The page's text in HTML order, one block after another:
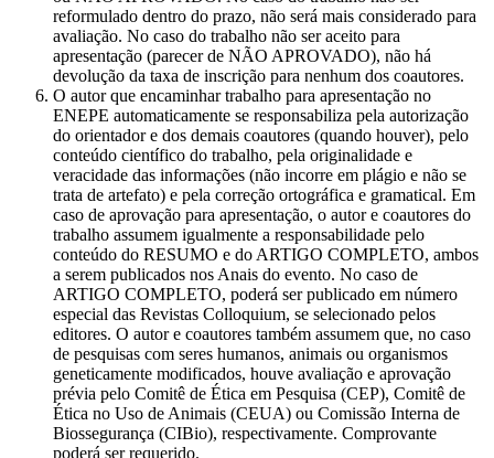
reformulado dentro do prazo, não será mais considerado para
avaliação. No caso do trabalho não ser aceito para
apresentação (parecer de NÃO APROVADO), não há
devolução da taxa de inscrição para nenhum dos coautores.
O autor que encaminhar trabalho para apresentação no
ENEPE automaticamente se responsabiliza pela autorização
do orientador e dos demais coautores (quando houver), pelo
conteúdo científico do trabalho, pela originalidade e
veracidade das informações (não incorre em plágio e não se
trata de artefato) e pela correção ortográfica e gramatical. Em
caso de aprovação para apresentação, o autor e coautores do
trabalho assumem igualmente a responsabilidade pelo
conteúdo do RESUMO e do ARTIGO COMPLETO, ambos
a serem publicados nos Anais do evento. No caso de
ARTIGO COMPLETO, poderá ser publicado em número
especial das Revistas Colloquium, se selecionado pelos
editores. O autor e coautores também assumem que, no caso
de pesquisas com seres humanos, animais ou organismos
geneticamente modificados, houve avaliação e aprovação
prévia pelo Comitê de Ética em Pesquisa (CEP), Comitê de
Ética no Uso de Animais (CEUA) ou Comissão Interna de
Biossegurança (CIBio), respectivamente. Comprovante
poderá ser requerido.